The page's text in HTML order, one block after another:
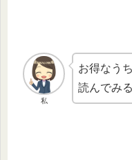
私
お得なう
読んでみ